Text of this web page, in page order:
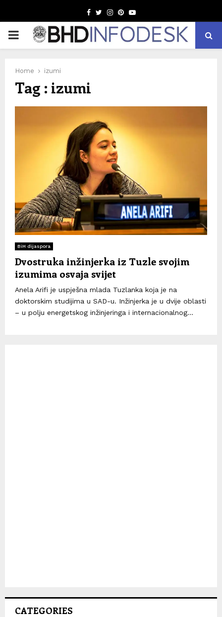
Facebook
TwitterInstagram
Pinterest
Youtube
PRIMARY
Home izumi
Tag : izumi
BiH dijaspora
Dvostruka inžinjerka iz Tuzle svojim
izumima osvaja svijet
Anela Arifi je uspješna mlada Tuzlanka koja je na
doktorskim studijima u SAD-u. Inžinjerka je u dvije oblasti
– u polju energetskog inžinjeringa i internacionalnog...
CATEGORIES